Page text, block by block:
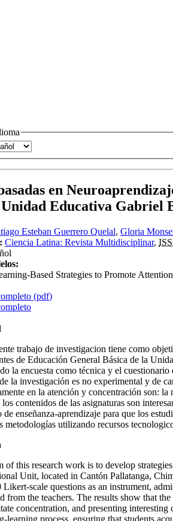
en
Educativa Gabriel
Esteban Guerrero Quelal, Gloria
Ciencia Latina: Revista Multidisciplinar,
Based Strategies to Promote
(pdf)
trabajo de investigacion tiene como
de Educación General Básica de la
la encuesta como técnica y el
la investigación es no experimental y de
en la atención y concentración son:
contenidos de las asignaturas son
de enseñanza-aprendizaje para que los
metodologías utilizando recursos
of this research work is to develop
Unit, located in Cantón Pallatanga,
scale questions as an instrument,
from the teachers. The results show that
concentration, and presenting